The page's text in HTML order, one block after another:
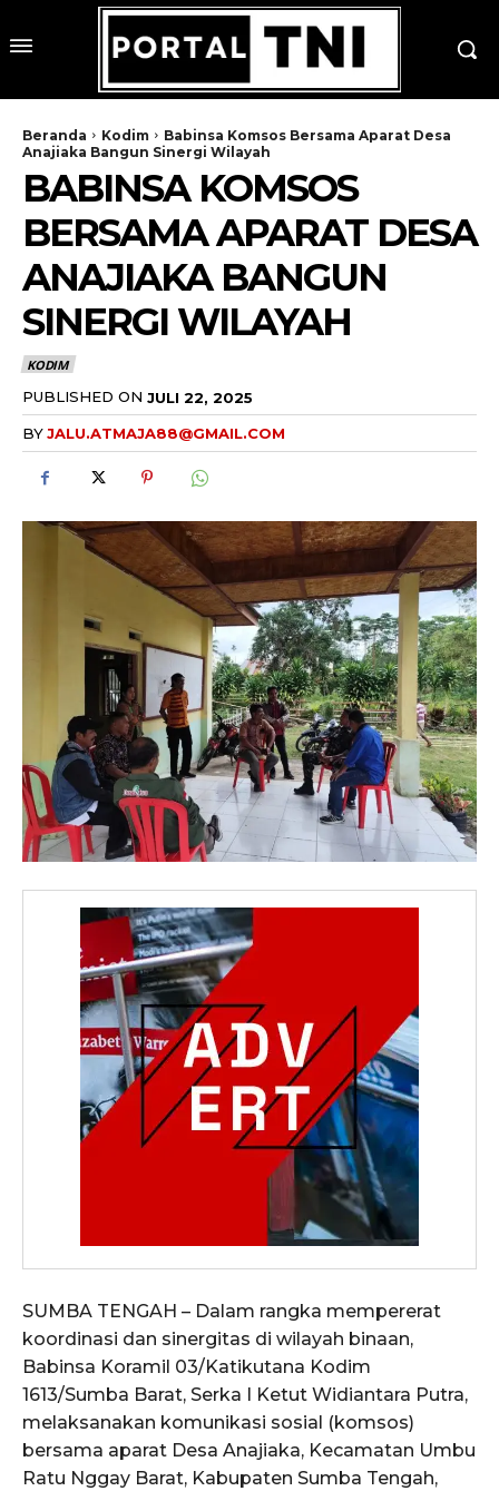
Beranda Kodim
Babinsa Komsos Bersama Aparat Desa
Anajiaka Bangun Sinergi Wilayah
BABINSA KOMSOS
BERSAMA APARAT DESA
ANAJIAKA BANGUN
SINERGI WILAYAH
KODIM
PUBLISHED ON JULI 22, 2025
BYJALU.ATMAJA88@GMAIL.COM
SUMBA TENGAH – Dalam rangka mempererat
koordinasi dan sinergitas di wilayah binaan,
Babinsa Koramil 03/Katikutana Kodim
1613/Sumba Barat, Serka I Ketut Widiantara Putra,
melaksanakan komunikasi sosial (komsos)
bersama aparat Desa Anajiaka, Kecamatan Umbu
Ratu Nggay Barat, Kabupaten Sumba Tengah,